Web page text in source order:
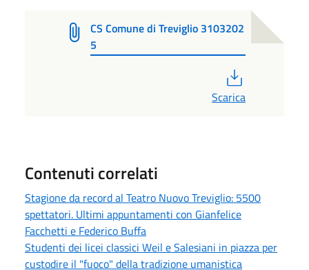
CS Comune di Treviglio 3103202
5
Scarica
Contenuti correlati
Stagione da record al Teatro Nuovo Treviglio: 5500
spettatori. Ultimi appuntamenti con Gianfelice
Facchetti e Federico Buffa
Studenti dei licei classici Weil e Salesiani in piazza per
custodire il "fuoco" della tradizione umanistica